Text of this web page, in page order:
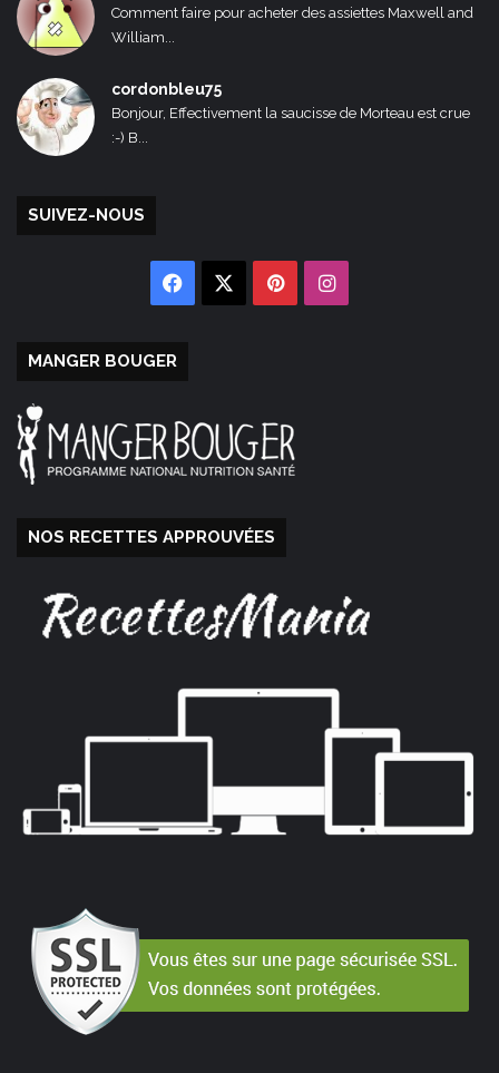
Comment faire pour acheter des assiettes Maxwell and
William...
cordonbleu75
Bonjour, Effectivement la saucisse de Morteau est crue
:-) B...
SUIVEZ-NOUS
Facebook PinterestInstagram
MANGER BOUGER
NOS RECETTES APPROUVÉES